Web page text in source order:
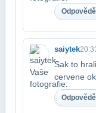
saiytek
Sak to
cervene